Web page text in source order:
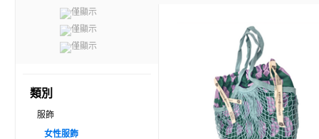
僅顯示
僅顯示
僅顯示
類別
服飾
女性服飾